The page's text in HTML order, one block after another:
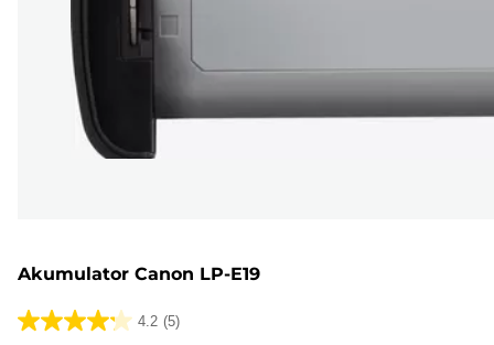
Akumulator Canon LP-E19
4.2 (5)
4.2